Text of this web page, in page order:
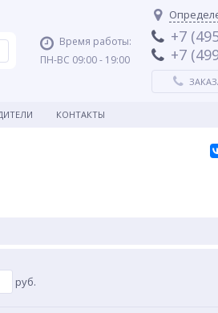
Время работы:
ПН-ВС 09:00 - 19:00
+7
+7
КОНТАКТЫ
руб.